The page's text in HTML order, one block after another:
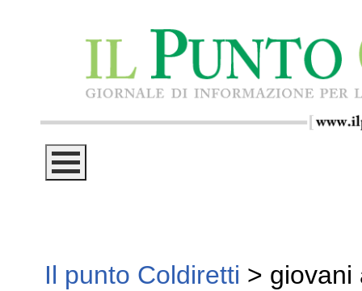
Il punto Coldiretti > giovani